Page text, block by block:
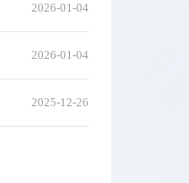
2026-01-04
2026-01-04
2025-12-26